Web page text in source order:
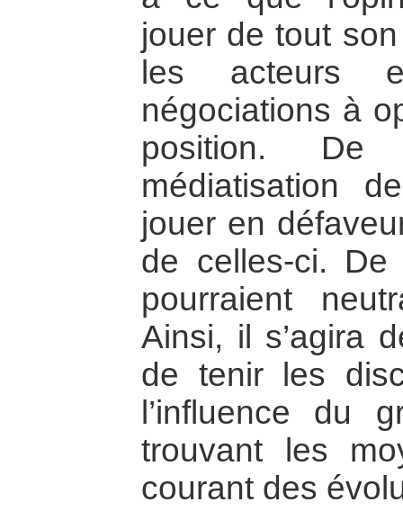
jouer de tout
les acteurs
négociations à
position.
médiatisation
jouer en
de celles-ci. De
pourraient
Ainsi, il s’agira
de tenir les
l’influence du
trouvant les
courant des